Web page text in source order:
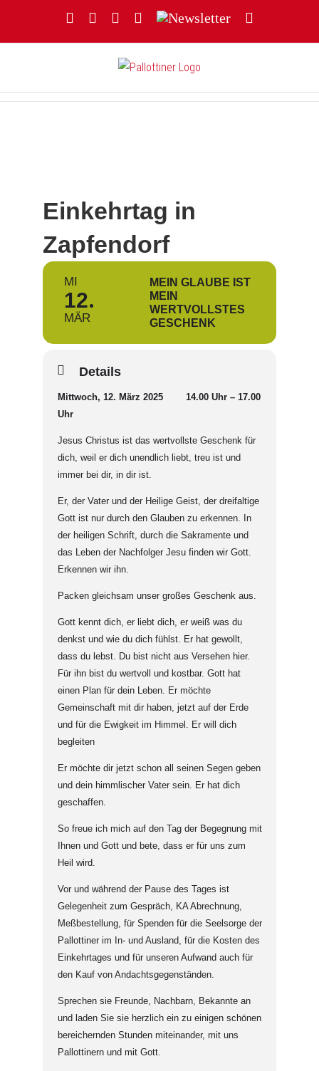
FacebookYouTubeInstagram
Threads
Newsletter
Einkehrtag in
Zapfendorf
MI
12
MÄR
MEIN GLAUBE IST
MEIN
WERTVOLLSTES
GESCHENK
Details
Mittwoch, 12. März 2025 14.00 Uhr – 17.00
Uhr
Jesus Christus ist das wertvollste Geschenk für
dich, weil er dich unendlich liebt, treu ist und
immer bei dir, in dir ist.
Er, der Vater und der Heilige Geist, der dreifaltige
Gott ist nur durch den Glauben zu erkennen. In
der heiligen Schrift, durch die Sakramente und
das Leben der Nachfolger Jesu finden wir Gott.
Erkennen wir ihn.
Packen gleichsam unser großes Geschenk aus.
Gott kennt dich, er liebt dich, er weiß was du
denkst und wie du dich fühlst. Er hat gewollt,
dass du lebst. Du bist nicht aus Versehen hier.
Für ihn bist du wertvoll und kostbar. Gott hat
einen Plan für dein Leben. Er möchte
Gemeinschaft mit dir haben, jetzt auf der Erde
und für die Ewigkeit im Himmel. Er will dich
begleiten
Er möchte dir jetzt schon all seinen Segen geben
und dein himmlischer Vater sein. Er hat dich
geschaffen.
So freue ich mich auf den Tag der Begegnung mit
Ihnen und Gott und bete, dass er für uns zum
Heil wird.
Vor und während der Pause des Tages ist
Gelegenheit zum Gespräch, KA Abrechnung,
Meßbestellung, für Spenden für die Seelsorge der
Pallottiner im In- und Ausland, für die Kosten des
Einkehrtages und für unseren Aufwand auch für
den Kauf von Andachtsgegenständen.
Sprechen sie Freunde, Nachbarn, Bekannte an
und laden Sie sie herzlich ein zu einigen schönen
bereichernden Stunden miteinander, mit uns
Pallottinern und mit Gott.